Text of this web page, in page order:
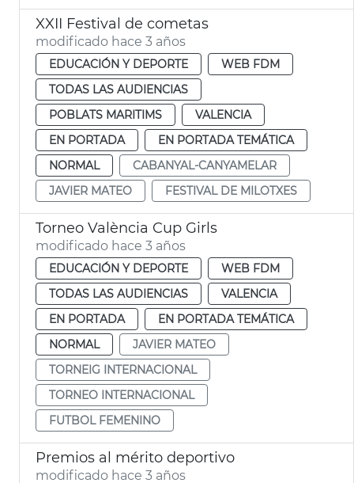
XXII Festival de cometas
modificado hace 3 años
EDUCACIÓN Y DEPORTE
WEB FDM
TODAS LAS AUDIENCIAS
POBLATS MARITIMS
VALENCIA
EN PORTADA
EN PORTADA TEMÁTICA
NORMAL
CABANYAL-CANYAMELAR
JAVIER MATEO
FESTIVAL DE MILOTXES
Torneo València Cup Girls
modificado hace 3 años
EDUCACIÓN Y DEPORTE
WEB FDM
TODAS LAS AUDIENCIAS
VALENCIA
EN PORTADA
EN PORTADA TEMÁTICA
NORMAL
JAVIER MATEO
TORNEIG INTERNACIONAL
TORNEO INTERNACIONAL
FUTBOL FEMENINO
Premios al mérito deportivo
modificado hace 3 años